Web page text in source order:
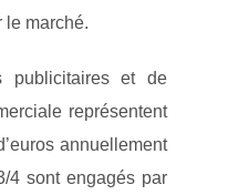
le marché.
publicitaires et de
représentent
annuellement
4 sont engagés par